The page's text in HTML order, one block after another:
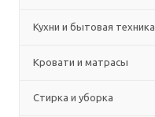
Кухни и бытовая техника
Кровати и матрасы
Стирка и уборка